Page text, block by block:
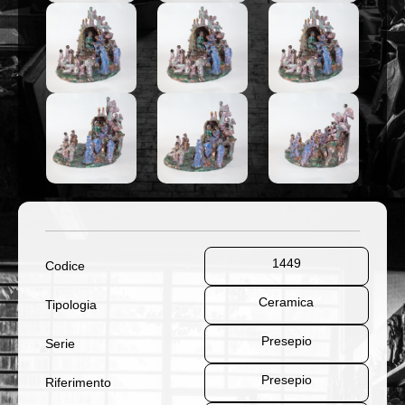
Codice 1449
Tipologia Ceramica
Serie Presepio
Riferimento Presepio